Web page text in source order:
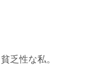
乏性な私。